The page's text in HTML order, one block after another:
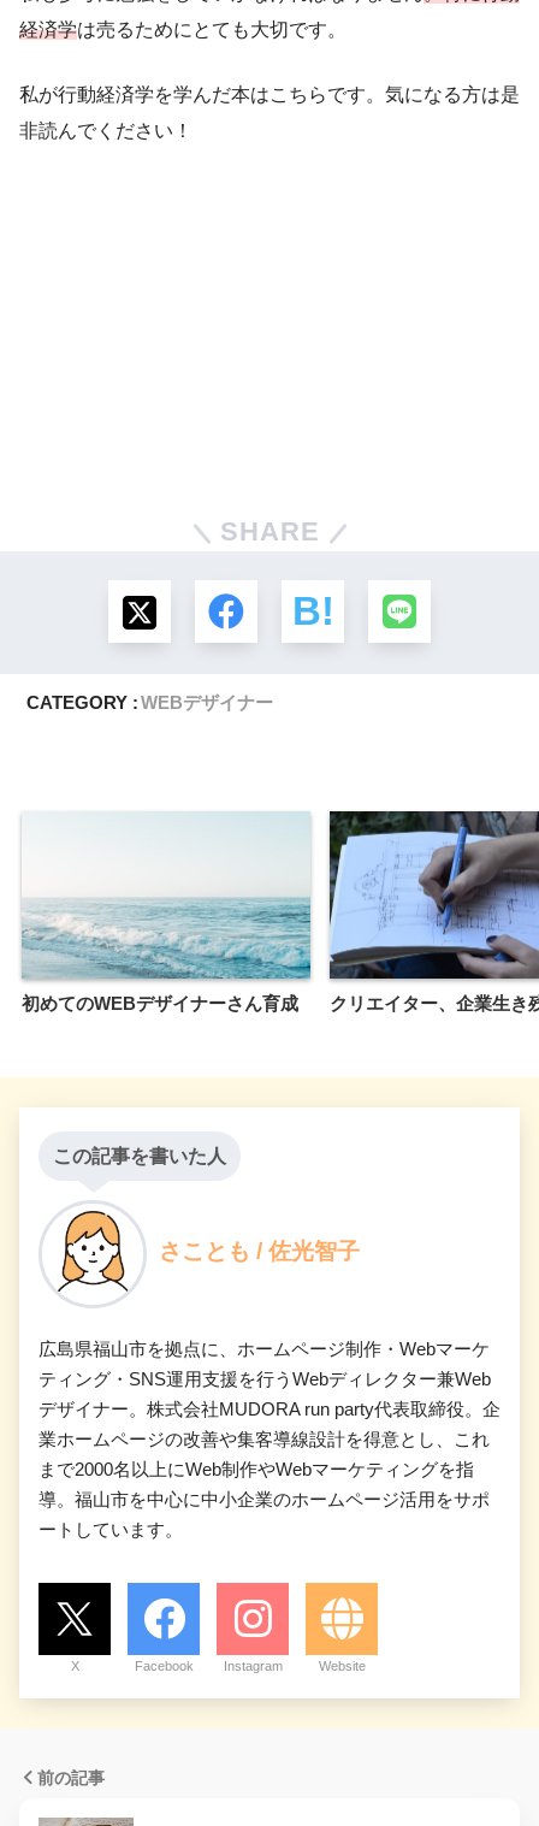
経済学は売るためにとても大切です。
私が行動経済学を学んだ本はこちらです。気になる方は是
非読んでください！
SHARE
CATEGORY :WEBデザイナー
初めてのWEBデザイナーさん育成 クリエイター、企業生き
この記事を書いた人
さことも / 佐光智子
広島県福山市を拠点に、ホームページ制作・Webマーケ
ティング・SNS運用支援を行うWebディレクター兼Web
デザイナー。株式会社MUDORA run party代表取締役。企
業ホームページの改善や集客導線設計を得意とし、これ
まで2000名以上にWeb制作やWebマーケティングを指
導。福山市を中心に中小企業のホームページ活用をサポ
ートしています。
X Facebook Instagram Website
前の記事